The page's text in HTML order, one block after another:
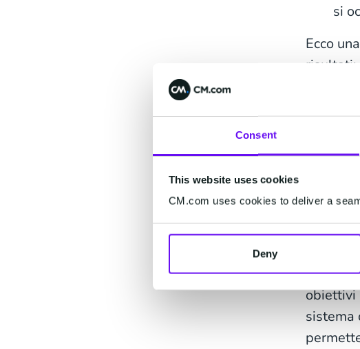
Consent
This website uses cookies
CM.com uses cookies to deliver a
Deny
si
Ecco
risultati:
Gli
infatti si
con i
Per
bisogno
obiettivi
sistema